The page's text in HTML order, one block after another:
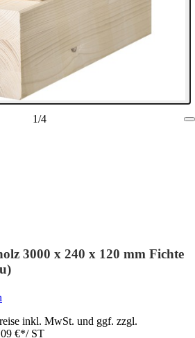
1/4
3000 x 240 x 120 mm Fichte
inkl. MwSt. und ggf. zzgl.
€*/ ST